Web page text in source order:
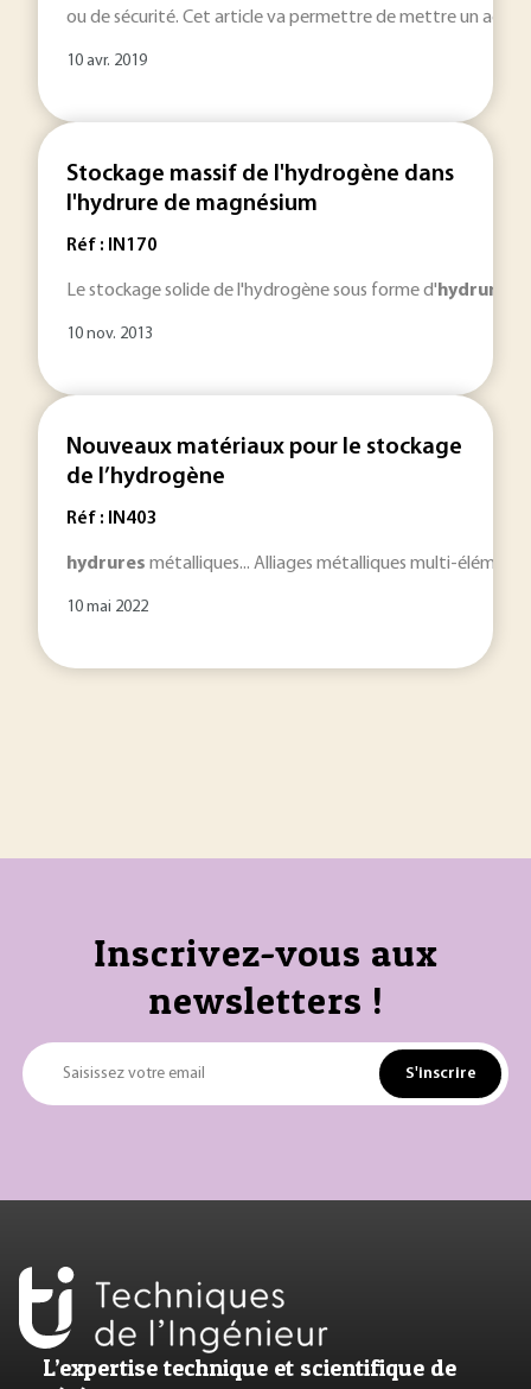
ou de sécurité. Cet article va permettre de mettre un
10 avr. 2019
Stockage massif de l'hydrogène dans
l'hydrure de magnésium
Réf : IN170
Le stockage solide de l'hydrogène sous forme d' hydrure
10 nov. 2013
Nouveaux matériaux pour le stockage
de l’hydrogène
Réf : IN403
hydrures métalliques... Alliages métalliques multi-
10 mai 2022
Inscrivez-vous aux
newsletters !
Saisissez votre email S'inscrire
L’expertise technique et scientifique de